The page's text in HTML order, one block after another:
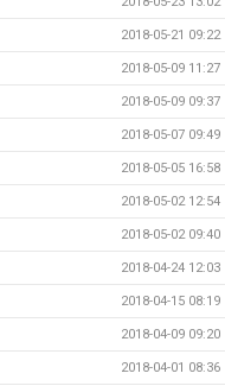
2018-05-21 09:22
2018-05-09 11:27
2018-05-09 09:37
2018-05-07 09:49
2018-05-05 16:58
2018-05-02 12:54
2018-05-02 09:40
2018-04-24 12:03
2018-04-15 08:19
2018-04-09 09:20
2018-04-01 08:36